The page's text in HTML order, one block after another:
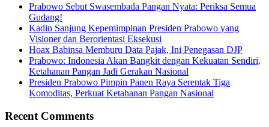
Prabowo Sebut Swasembada Pangan Nyata: Periksa Semua
Gudang!
Kadin Sanjung Kepemimpinan Presiden Prabowo yang
Visioner dan Berorientasi Eksekusi
Hoax Babinsa Memburu Data Pajak, Ini Penegasan DJP
Prabowo: Indonesia Akan Bangkit dengan Kekuatan Sendiri,
Ketahanan Pangan Jadi Gerakan Nasional
Presiden Prabowo Pimpin Panen Raya Serentak Tiga
Komoditas, Perkuat Ketahanan Pangan Nasional
Recent Comments